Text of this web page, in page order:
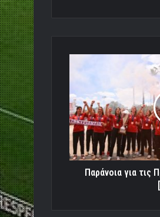
Πρωταθλήτριες
Ευρώπης!
[Video]
Παράνοια για τις